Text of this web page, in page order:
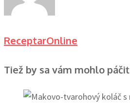
ReceptarOnline
Tiež by sa vám mohlo páčiť